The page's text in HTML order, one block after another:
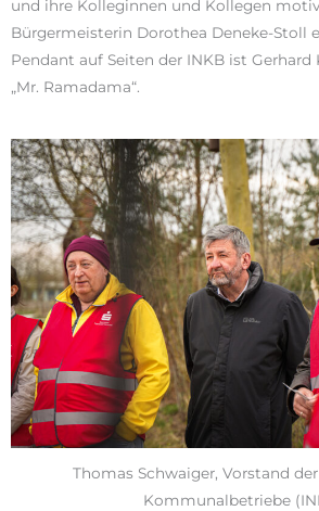
und ihre Kolleginnen und Kollegen
Bürgermeisterin Dorothea Deneke-Stoll
Pendant auf Seiten der INKB ist Gerhard
„Mr. Ramadama“.
Thomas Schwaiger, Vorstand
Kommunalbetriebe